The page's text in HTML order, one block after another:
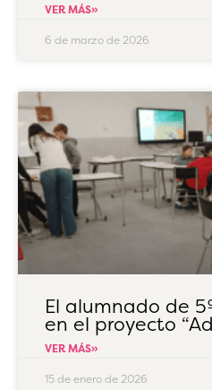
VER MÁS»
6 de marzo de 2026
El alumnado de
en el proyecto
VER MÁS»
15 de enero de 2026